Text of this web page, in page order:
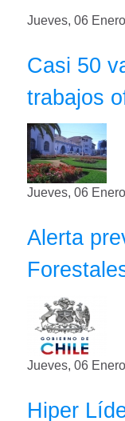
Jueves, 06
Casi 50
trabajos
Jueves, 06
Alerta
Jueves, 06
Hiper